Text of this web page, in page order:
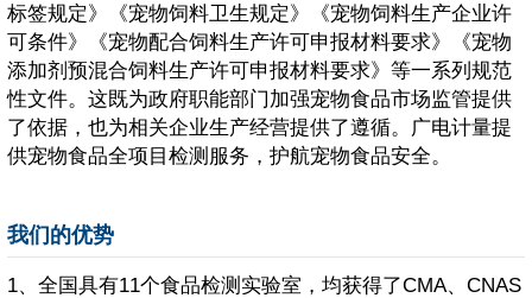
标签规定》《宠物饲料卫生规定》《宠物饲料生产企业许
可条件》《宠物配合饲料生产许可申报材料要求》《宠物
添加剂预混合饲料生产许可申报材料要求》等一系列规范
性文件。这既为政府职能部门加强宠物食品市场监管提供
了依据，也为相关企业生产经营提供了遵循。广电计量提
供宠物食品全项目检测服务，护航宠物食品安全。
我们的优势
1、全国具有11个食品检测实验室，均获得了CMA、CNAS